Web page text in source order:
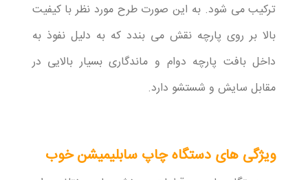
ترکیب می شود. به این صورت طرح مورد نظر با کیفیت
بالا بر روی پارچه نقش می بندد که به دلیل نفوذ به
داخل بافت پارچه دوام و ماندگاری بسیار بالایی در
مقابل سایش و شستشو دارد.
ویژگی های دستگاه چاپ سابلیمیشن خوب